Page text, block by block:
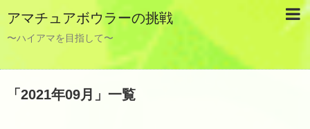
アマチュアボウラーの挑戦
〜ハイアマを目指して〜
「 2021年09月 」 一覧